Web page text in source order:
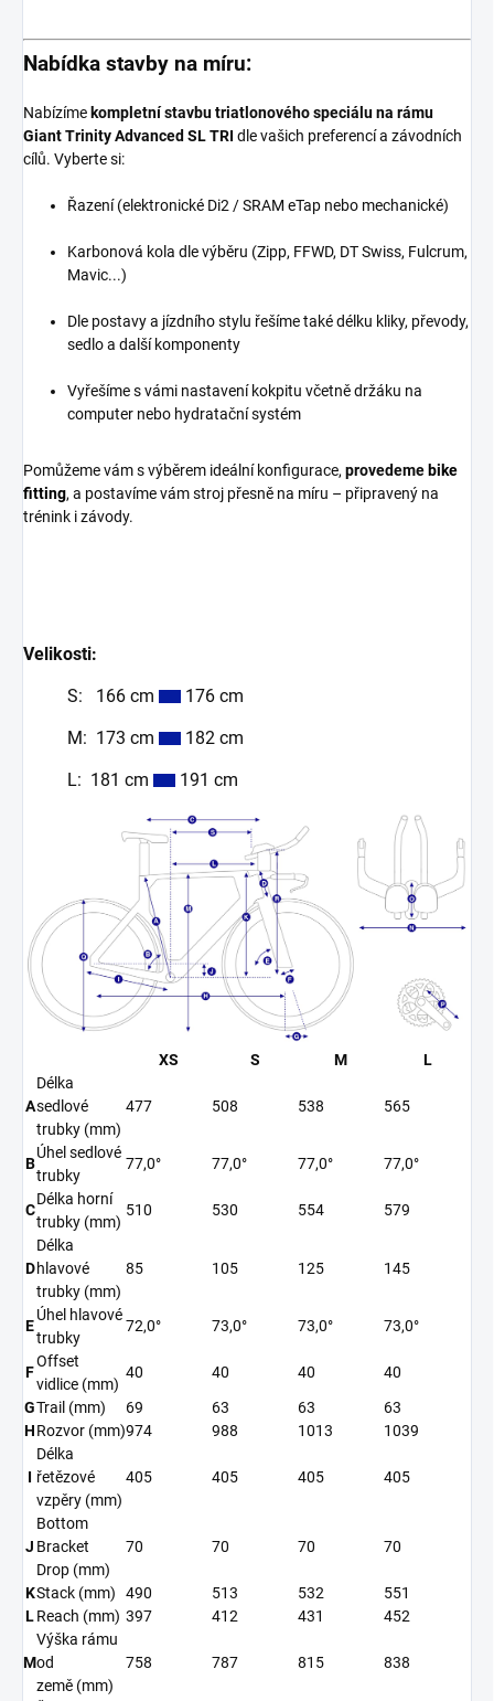
Nabídka stavby na míru:
Nabízíme kompletní stavbu triatlonového speciálu na rámu
Giant Trinity Advanced SL TRI dle vašich preferencí a závodních
cílů. Vyberte si:
Řazení (elektronické Di2 / SRAM eTap nebo mechanické)
Karbonová kola dle výběru (Zipp, FFWD, DT Swiss, Fulcrum,
Mavic...)
Dle postavy a jízdního stylu řešíme také délku kliky, převody,
sedlo a další komponenty
Vyřešíme s vámi nastavení kokpitu včetně držáku na
computer nebo hydratační systém
Pomůžeme vám s výběrem ideální konfigurace, provedeme bike
fitting, a postavíme vám stroj přesně na míru – připravený na
trénink i závody.
Velikosti:
S:
166 cm
176 cm
M: 173 cm
182 cm
L: 181 cm 191 cm
a
button
will
change
the
units
measurement
displayed
throughout
the
entire
sizing
guide
section.
XS S M L
A
Délka
sedlové
trubky (mm)
477 508 538 565
B
Úhel sedlové
trubky
77,0° 77,0° 77,0° 77,0°
C
Délka horní
trubky (mm)
510 530 554 579
D
Délka
hlavové
trubky (mm)
85 105 125 145
E
Úhel hlavové
trubky
72,0° 73,0° 73,0° 73,0°
F
Offset
vidlice (mm)
40 40 40
40
GTrail (mm) 69 63 63
63
HRozvor (mm)974 988 1013 1039
I
Délka
řetězové
vzpěry (mm)
405 405 405 405
J
Bottom
Bracket
Drop (mm)
70 70 70 70
KStack (mm) 490 513 532
551
LReach (mm) 397 412 431 452
M
Výška rámu
od
země (mm)
758 787 815 838